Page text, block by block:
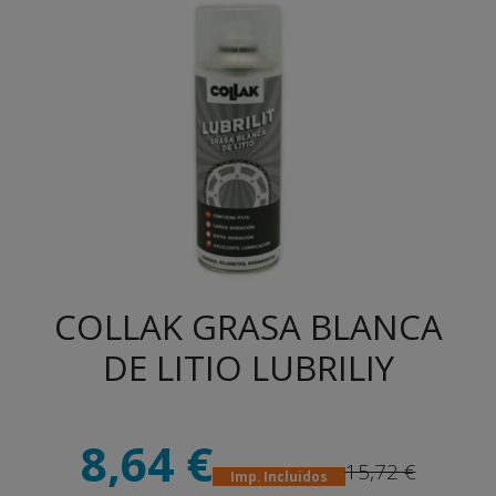
COLLAK GRASA BLANCA
DE LITIO LUBRILIY
8,64 € Imp. Incluidos
15,72 €